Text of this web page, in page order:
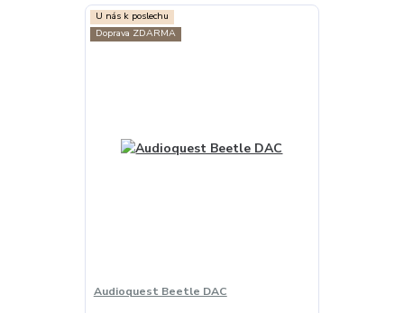
U nás k poslechu
Doprava ZDARMA
Audioquest Beetle DAC